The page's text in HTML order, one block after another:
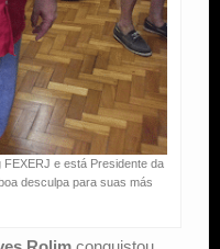
e está Presidente da
desculpa para suas más